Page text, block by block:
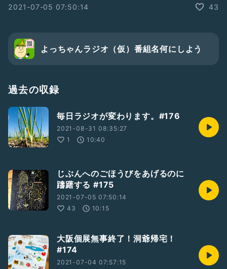
場 所：コンチネンタルギャラリー
https://www.facebook.com/events/265616431965642
#絵を描いて生きる生活
2021-07-05 07:50:14
43
よっちゃんラジオ（仮）番組名何にしよう
過去の収録
毎日ラジオが変わります。#176
2021-08-31 08:35:27
1
10:40
じぶんへのごほうびをあげるのに
躊躇する #175
2021-07-05 07:50:14
43
10:15
大阪個展無事終了！洞爺帰宅！
#174
2021-07-04 07:57:15